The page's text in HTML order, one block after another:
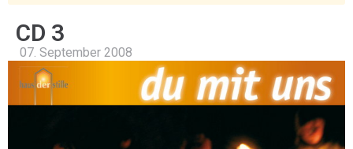
CD 3
07. September 2008